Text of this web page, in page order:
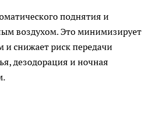
поднятия и
воздухом. Это минимизирует
снижает риск передачи
дезодорация и ночная